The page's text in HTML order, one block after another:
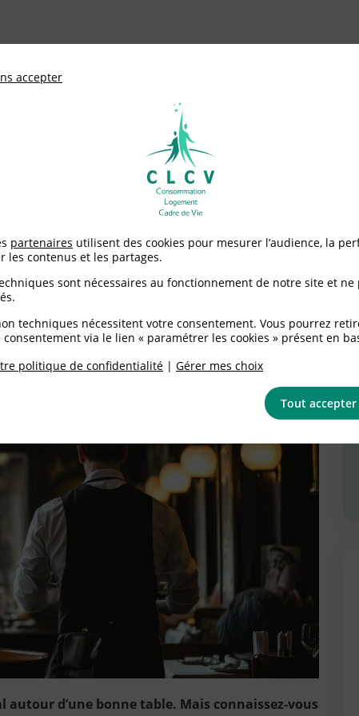
de défense des consommateurs et
Environnement / Santé
service > Restaurants : quels sont vos droits ?
sont vos droits ?
d’une bonne table. Mais connaissez-vous
accepter
partenaires utilisent des cookies pour mesurer l’audience, la
les contenus et les partages.
sont nécessaires au fonctionnement de notre site et ne
techniques nécessitent votre consentement. Vous pourrez
via le lien « paramétrer les cookies » présent en
politique de confidentialité | Gérer mes choix
Tout